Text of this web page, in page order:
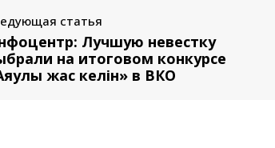
статья
Лучшую невестку
на итоговом конкурсе
жас келін» в ВКО